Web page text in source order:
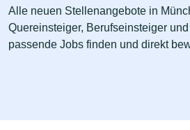
Alle neuen Stellenangebote in
Quereinsteiger, Berufseinsteiger
passende Jobs finden und direkt